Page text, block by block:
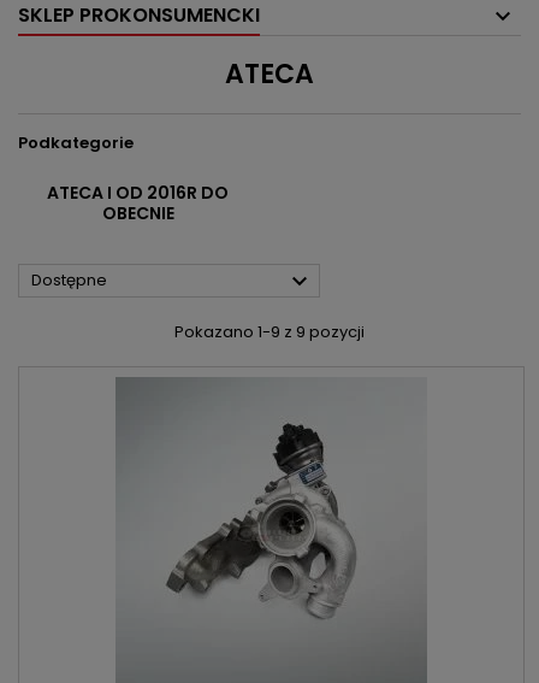
SKLEP PROKONSUMENCKI
ATECA
Podkategorie
ATECA I OD 2016R DO
OBECNIE
Dostępne 
Pokazano 1-9 z 9 pozycji